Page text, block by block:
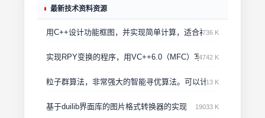
最新技术资料资源
用C++设计功能框图，并实现简单计算，适合初学者
736 K
实现RPY变换的程序，用VC++6.0（MFC）写的4742 K
粒子群算法，非常强大的智能寻优算法。可以计算不同适应函数
13 K
基于duilib界面库的图片格式转换器的实现 19033 K